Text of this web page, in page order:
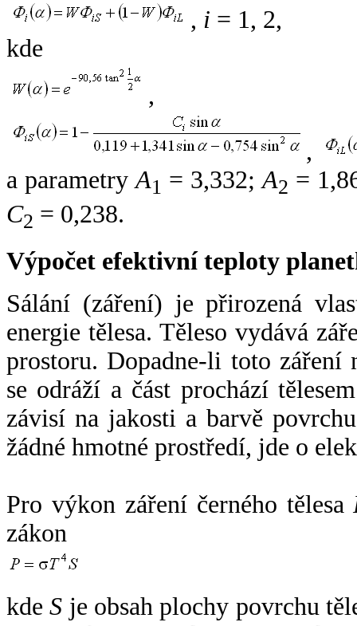
, i = 1, 2,
kde
,
,
a parametryA1 = 3,332;A2 =
C2 = 0,238.
Výpočet efektivní teploty
Sálání (záření) je přirozená
energie tělesa. Těleso vydává
prostoru. Dopadne-li toto záření
se odráží a část prochází
závisí na jakosti a barvě
žádné hmotné prostředí, jde o
Pro výkon záření černého tělesa
zákon
kdeS je obsah plochy povrchu